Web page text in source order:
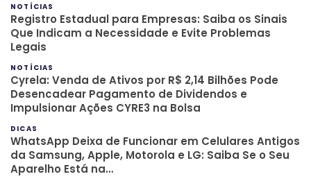
NOTÍCIAS
Registro Estadual para Empresas: Saiba os Sinais
Que Indicam a Necessidade e Evite Problemas
Legais
NOTÍCIAS
Cyrela: Venda de Ativos por R$ 2,14 Bilhões Pode
Desencadear Pagamento de Dividendos e
Impulsionar Ações CYRE3 na Bolsa
DICAS
WhatsApp Deixa de Funcionar em Celulares Antigos
da Samsung, Apple, Motorola e LG: Saiba Se o Seu
Aparelho Está na…